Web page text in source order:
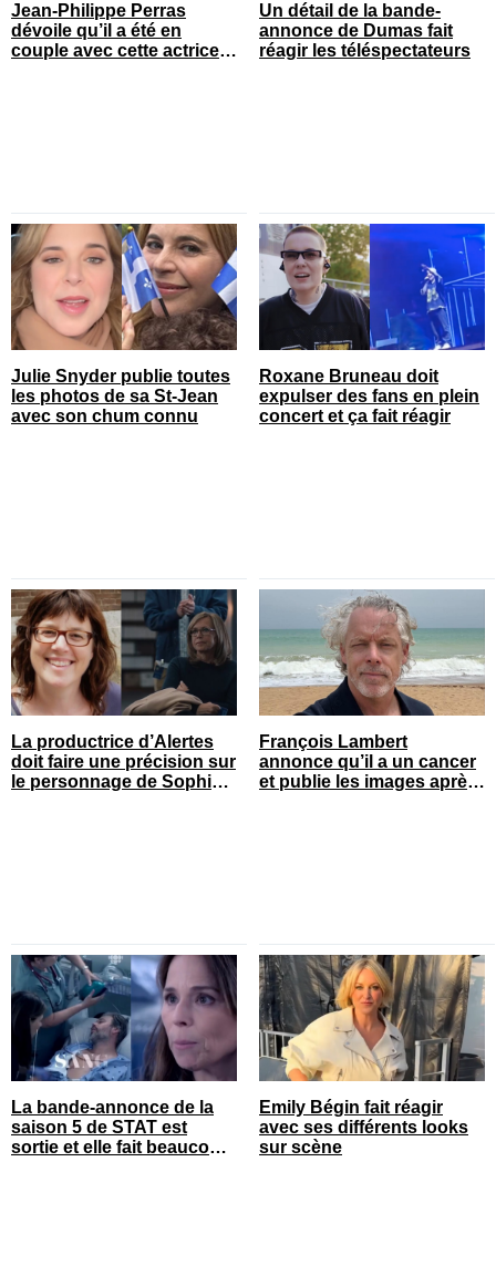
Jean-Philippe Perras
dévoile qu’il a été en
couple avec cette actrice
Un détail de la bande-
annonce de Dumas fait
réagir les téléspectateurs
Julie Snyder publie toutes
les photos de sa St-Jean
avec son chum connu
Roxane Bruneau doit
expulser des fans en plein
concert et ça fait réagir
La productrice d’Alertes
doit faire une précision sur
le personnage de Sophie
François Lambert
annonce qu’il a un cancer
et publie les images après
La bande-annonce de la
saison 5 de STAT est
sortie et elle fait beaucoup
Emily Bégin fait réagir
avec ses différents looks
sur scène